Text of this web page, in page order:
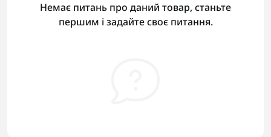
Немає питань про даний товар, станьте
першим і задайте своє питання.